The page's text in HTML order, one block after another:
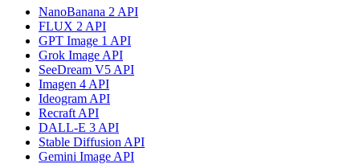
NanoBanana 2 API
FLUX 2 API
GPT Image 1 API
Grok Image API
SeeDream V5 API
Imagen 4 API
Ideogram API
Recraft API
DALL-E 3 API
Stable Diffusion API
Gemini Image API